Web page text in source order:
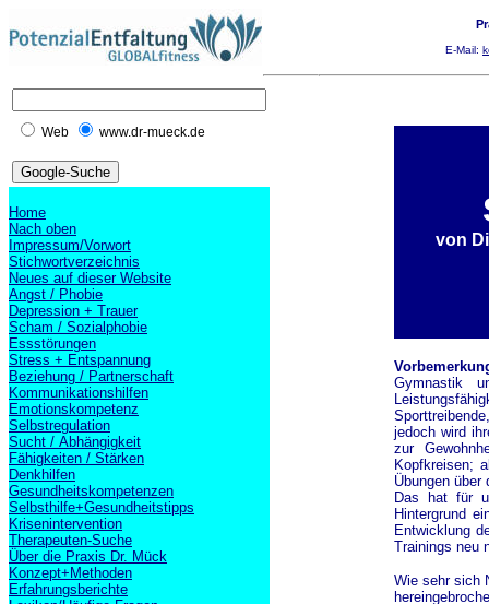
E-Mail:
Web www.dr-mueck.de
Home
Nach oben
Impressum/Vorwort
Stichwortverzeichnis
Neues auf dieser Website
Angst / Phobie
Depression + Trauer
Scham / Sozialphobie
Essstörungen
Stress + Entspannung
Beziehung / Partnerschaft
Kommunikationshilfen
Emotionskompetenz
Selbstregulation
Sucht / Abhängigkeit
Fähigkeiten / Stärken
Denkhilfen
Gesundheitskompetenzen
Selbsthilfe+Gesundheitstipps
Krisenintervention
Therapeuten-Suche
Über die Praxis Dr. Mück
Konzept+Methoden
Erfahrungsberichte
von
Gymnastik
jedoch wird
zur
Kopfkreisen;
Übungen
Das hat für
Hintergrund
Entwicklung
Trainings neu
Wie sehr sich